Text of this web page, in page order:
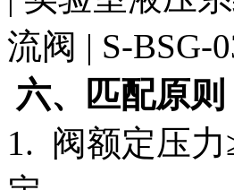
流阀 | S-BSG-
六、匹配原则
1. 阀额定压